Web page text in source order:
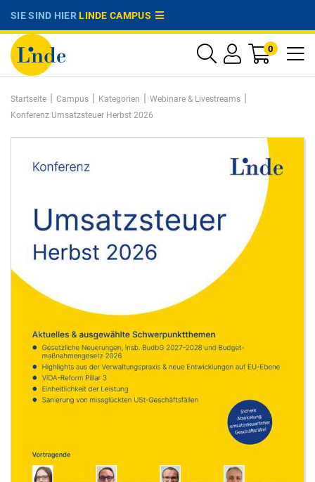
SIE SIND HIERLINDE CAMPUS
0
Startseite | Campus | Kategorien | Webinare & Livestreams |
Konferenz Umsatzsteuer Herbst 2026